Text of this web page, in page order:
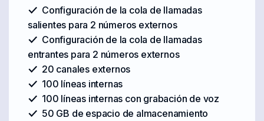
Configuración de la cola de llamadas
salientes para 2 números externos
Configuración de la cola de llamadas
entrantes para 2 números externos
20 canales externos
100 líneas internas
100 líneas internas con grabación de voz
50 GB de espacio de almacenamiento